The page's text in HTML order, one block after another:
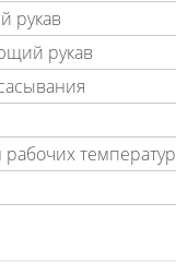
рукав
рукав
температур